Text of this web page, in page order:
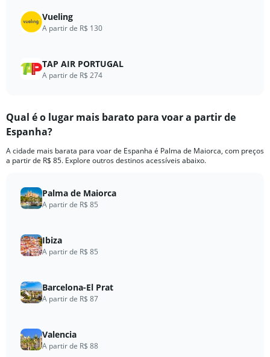
Vueling
A partir de R$ 130
TAP AIR PORTUGAL
A partir de R$ 274
Qual é o lugar mais barato para voar a partir de
Espanha?
A cidade mais barata para voar de Espanha é Palma de Maiorca, com preços
a partir de R$ 85. Explore outros destinos acessíveis abaixo.
Palma de Maiorca
A partir de R$ 85
Ibiza
A partir de R$ 85
Barcelona-El Prat
A partir de R$ 87
Valencia
A partir de R$ 88